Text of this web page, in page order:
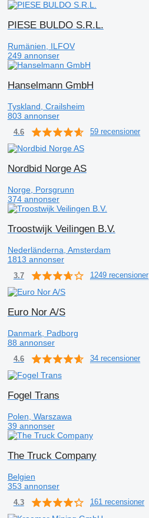
PIESE BULDO S.R.L.
Rumänien, ILFOV
249 annonser
Hanselmann GmbH
Tyskland, Crailsheim
803 annonser
4.6 59 recensioner
Nordbid Norge AS
Norge, Porsgrunn
374 annonser
Troostwijk Veilingen B.V.
Nederländerna, Amsterdam
1813 annonser
3.7 1249 recensioner
Euro Nor A/S
Danmark, Padborg
88 annonser
4.6 34 recensioner
Fogel Trans
Polen, Warszawa
39 annonser
The Truck Company
Belgien
353 annonser
4.3 161 recensioner